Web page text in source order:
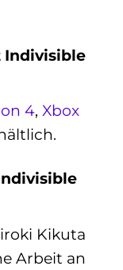
Indivisible
4, Xbox
Kikuta
Arbeit an